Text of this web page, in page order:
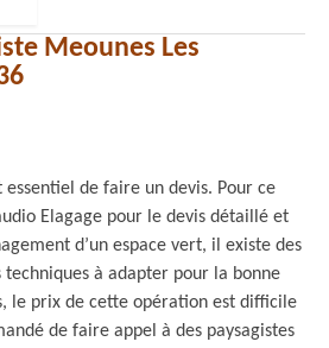
Meounes Les
essentiel de faire un devis. Pour ce
Elagage pour le devis détaillé et
d’un espace vert, il existe des
à adapter pour la bonne
le prix de cette opération est difficile
de faire appel à des paysagistes